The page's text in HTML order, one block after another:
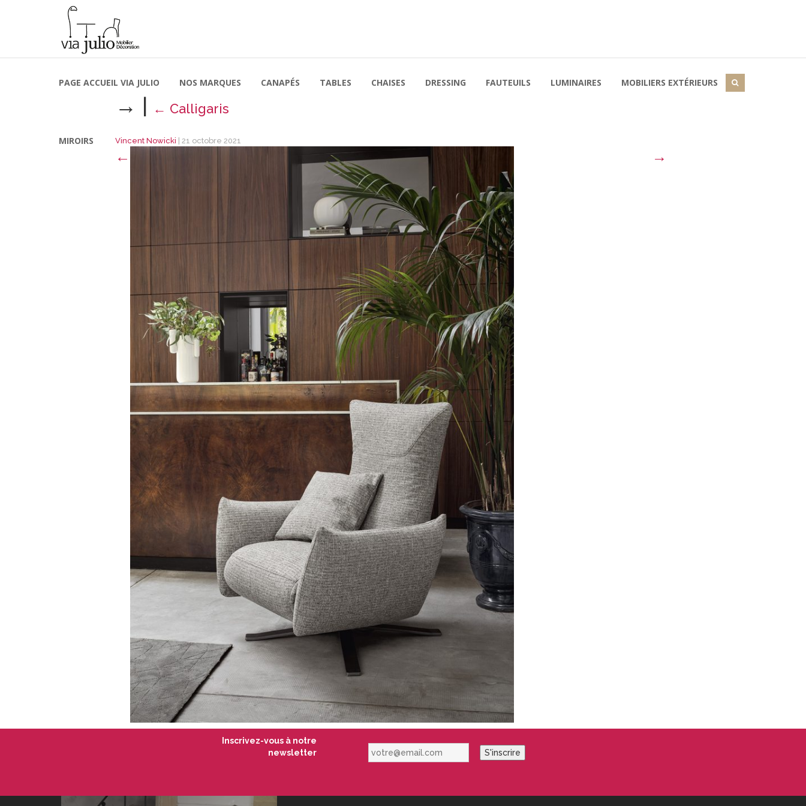
PAGE ACCUEIL VIA JULIO NOS MARQUES CANAPÉS TABLES CHAISES DRESSING FAUTEUILS LUMINAIRES MOBILIERS EXTÉRIEURS
MIROIRS
→ | ← Calligaris
Vincent Nowicki 21 octobre 2021
← →
Inscrivez-vous à notre
newsletter
votre@email.com S'inscrire